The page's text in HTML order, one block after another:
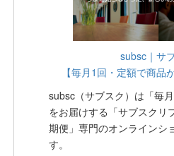
subsc｜サ
【毎月1回・定額で商品
subsc（サブスク）は「毎
をお届けする「サブスクリ
期便」専門のオンラインシ
す。